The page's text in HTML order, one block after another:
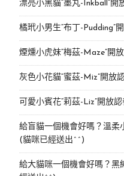
漂亮小黑貓“墨丸-Inkball”開
橘玳小男生“布丁-Pudding”
煙燻小虎妹“梅茲-Maze”開
灰色小花貓“蜜茲-Miz”開放
可愛小賓花“莉茲-Liz”開放認
給盲貓一個機會好嗎？溫柔
(貓咪已經送出^^)
給大貓咪一個機會好嗎？黑